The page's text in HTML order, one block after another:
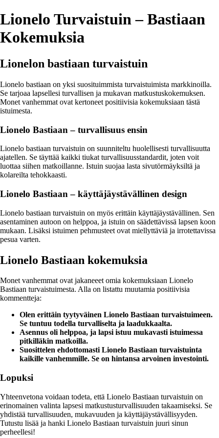
Lionelo Turvaistuin – Bastiaan
Kokemuksia
Lionelon bastiaan turvaistuin
Lionelo bastiaan on yksi suosituimmista turvaistuimista markkinoilla.
Se tarjoaa lapsellesi turvallisen ja mukavan matkustuskokemuksen.
Monet vanhemmat ovat kertoneet positiivisia kokemuksiaan tästä
istuimesta.
Lionelo Bastiaan – turvallisuus ensin
Lionelo bastiaan turvaistuin on suunniteltu huolellisesti turvallisuutta
ajatellen. Se täyttää kaikki tiukat turvallisuusstandardit, joten voit
luottaa siihen matkoillanne. Istuin suojaa lasta sivutörmäyksiltä ja
kolareilta tehokkaasti.
Lionelo Bastiaan – käyttäjäystävällinen design
Lionelo bastiaan turvaistuin on myös erittäin käyttäjäystävällinen. Sen
asentaminen autoon on helppoa, ja istuin on säädettävissä lapsen koon
mukaan. Lisäksi istuimen pehmusteet ovat miellyttäviä ja irrotettavissa
pesua varten.
Lionelo Bastiaan kokemuksia
Monet vanhemmat ovat jakaneeet omia kokemuksiaan Lionelo
Bastiaan turvaistuimesta. Alla on listattu muutamia positiivisia
kommentteja:
Olen erittäin tyytyväinen Lionelo Bastiaan turvaistuimeen.
Se tuntuu todella turvalliselta ja laadukkaalta.
Asennus oli helppoa, ja lapsi istuu mukavasti istuimessa
pitkilläkin matkoilla.
Suosittelen ehdottomasti Lionelo Bastiaan turvaistuinta
kaikille vanhemmille. Se on hintansa arvoinen investointi.
Lopuksi
Yhteenvetona voidaan todeta, että Lionelo Bastiaan turvaistuin on
erinomainen valinta lapsesi matkustusturvallisuuden takaamiseksi. Se
yhdistää turvallisuuden, mukavuuden ja käyttäjäystävällisyyden.
Tutustu lisää ja hanki Lionelo Bastiaan turvaistuin juuri sinun
perheellesi!